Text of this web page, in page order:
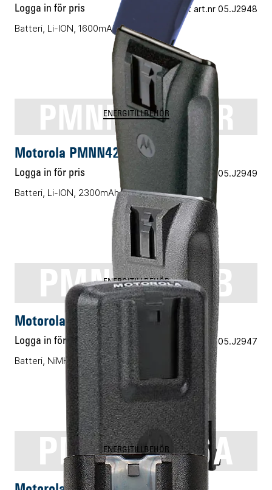
Logga in för pris Vårt art.nr 05.J2948
Batteri, Li-ION, 1600mAh
PMNN4254AR
ENERGITILLBEHÖR
Motorola PMNN4254AR
Logga in för pris Vårt art.nr 05.J2949
Batteri, Li-ION, 2300mAh
PMNN4251B
ENERGITILLBEHÖR
Motorola PMNN4251B
Logga in för pris Vårt art.nr 05.J2947
Batteri, NiMH, 1400mAh
PMNN4476A
ENERGITILLBEHÖR